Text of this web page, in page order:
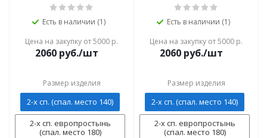
Есть в наличии (1)
Цена на закупку от 5000 р.
2060 руб./шт
Размер изделия
2-х сп. (спал. место 140)
2-х сп. европростынь
(спал. место 180)
Есть в наличии (1)
Цена на закупку от 5000 р.
2060 руб./шт
Размер изделия
2-х сп. (спал. место 140)
2-х сп. европростынь
(спал. место 180)